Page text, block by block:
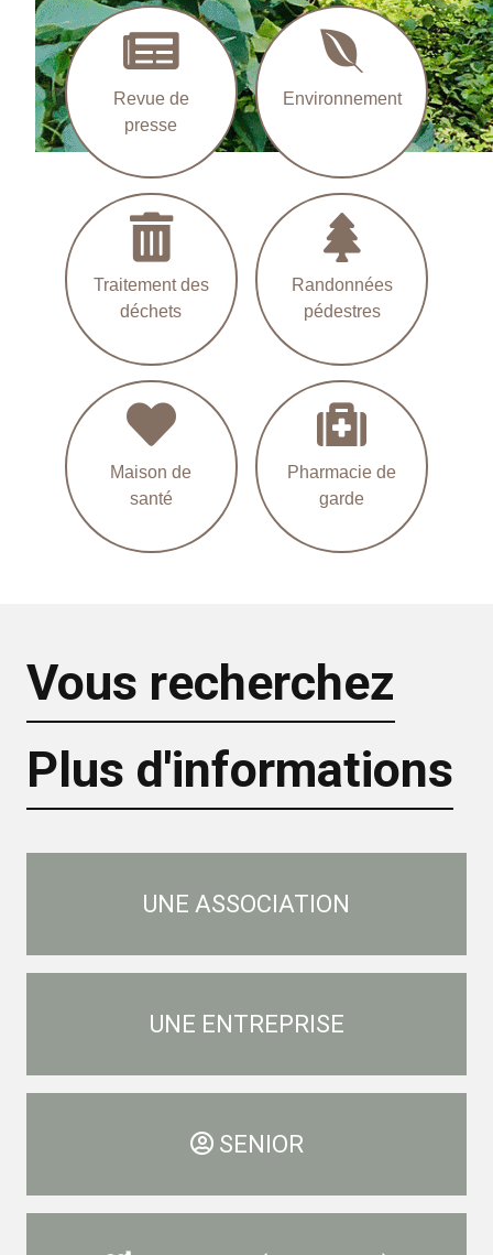
Le Ru des Vaux
Revue de
presse
Environnement
Traitement des
déchets
Randonnées
pédestres
Maison de
santé
Pharmacie de
garde
Vous recherchez
Plus d'informations
UNE ASSOCIATION
UNE ENTREPRISE
SENIOR